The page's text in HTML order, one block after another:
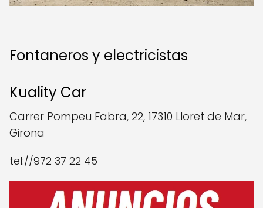
Fontaneros y electricistas
Kuality Car
Carrer Pompeu Fabra, 22, 17310 Lloret de Mar,
Girona
tel://972 37 22 45